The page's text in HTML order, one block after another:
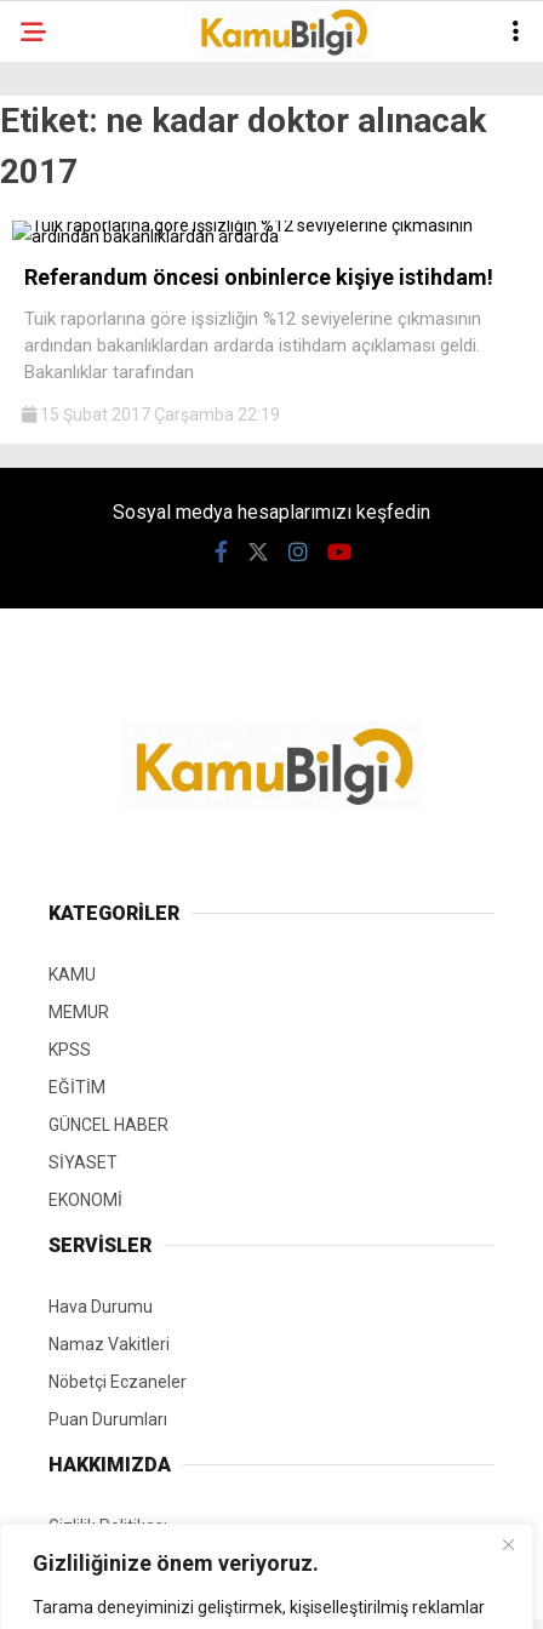
Gizliliğinize önem veriyoruz.
Tarama deneyiminizi geliştirmek, kişiselleştirilmiş reklamlar
Etiket: ne kadar doktor alınacak
2017
Referandum öncesi onbinlerce kişiye istihdam!
Tuik raporlarına göre işsizliğin %12 seviyelerine çıkmasının
ardından bakanlıklardan ardarda istihdam açıklaması geldi.
Bakanlıklar tarafından
15 Şubat 2017 Çarşamba 22:19
Sosyal medya hesaplarımızı keşfedin
KATEGORİLER
KAMU
MEMUR
KPSS
EĞİTİM
GÜNCEL HABER
SİYASET
EKONOMİ
SERVİSLER
Hava Durumu
Namaz Vakitleri
Nöbetçi Eczaneler
Puan Durumları
HAKKIMIZDA
Gizlilik Politikası
GÖNÜLLÜ EDİTÖRÜMÜZ OL